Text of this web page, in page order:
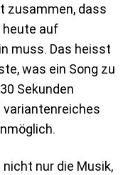
zusammen, dass
heute auf
muss. Das heisst
was ein Song zu
Sekunden
variantenreiches
nur die Musik,